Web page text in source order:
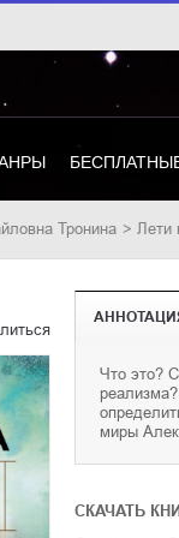
Тронина
Что это?
миры
история
CКАЧАТЬ